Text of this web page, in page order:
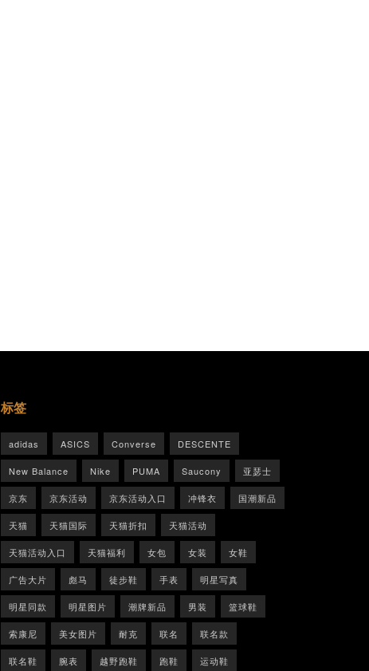
标签
adidas ASICS Converse DESCENTE
New Balance Nike PUMA Saucony 亚瑟士
京东 京东活动 京东活动入口 冲锋衣 国潮新品
天猫 天猫国际 天猫折扣 天猫活动
天猫活动入口 天猫福利 女包 女装 女鞋
广告大片 彪马 徒步鞋 手表 明星写真
明星同款 明星图片 潮牌新品 男装 篮球鞋
索康尼 美女图片 耐克 联名 联名款
联名鞋 腕表 越野跑鞋 跑鞋 运动鞋